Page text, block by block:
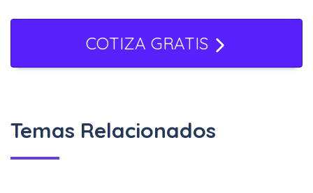
COTIZA GRATIS
Temas Relacionados